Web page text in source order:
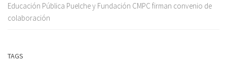
Educación Pública Puelche y Fundación CMPC firman convenio de
colaboración
TAGS